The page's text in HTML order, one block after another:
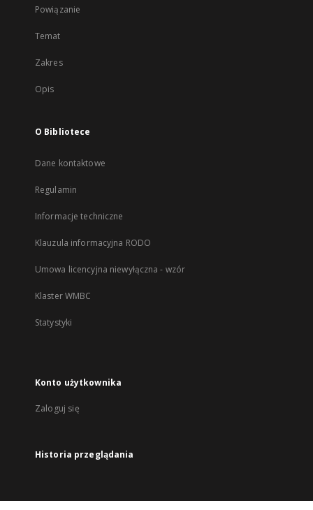
Powiązanie
Temat
Zakres
Opis
O Bibliotece
Dane kontaktowe
Regulamin
Informacje techniczne
Klauzula informacyjna RODO
Umowa licencyjna niewyłączna - wzór
Klaster WMBC
Statystyki
Konto użytkownika
Zaloguj się
Historia przeglądania